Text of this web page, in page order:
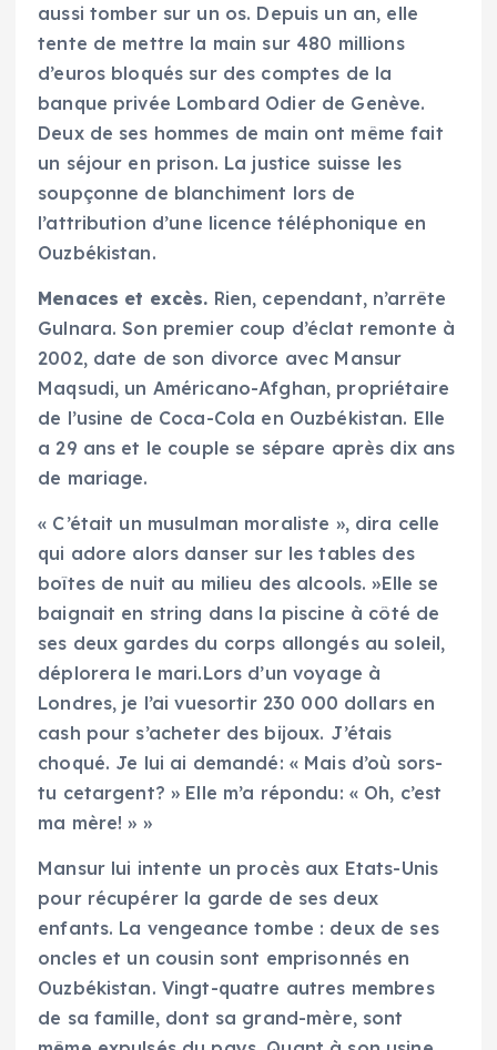
aussi tomber sur un os. Depuis un an, elle
tente de mettre la main sur 480 millions
d’euros bloqués sur des comptes de la
banque privée Lombard Odier de Genève.
Deux de ses hommes de main ont même fait
un séjour en prison. La justice suisse les
soupçonne de blanchiment lors de
l’attribution d’une licence téléphonique en
Ouzbékistan.
Menaces et excès. Rien, cependant, n’arrête
Gulnara. Son premier coup d’éclat remonte à
2002, date de son divorce avec Mansur
Maqsudi, un Américano-Afghan, propriétaire
de l’usine de Coca-Cola en Ouzbékistan. Elle
a 29 ans et le couple se sépare après dix ans
de mariage.
« C’était un musulman moraliste », dira celle
qui adore alors danser sur les tables des
boîtes de nuit au milieu des alcools. »Elle se
baignait en string dans la piscine à côté de
ses deux gardes du corps allongés au soleil,
déplorera le mari.Lors d’un voyage à
Londres, je l’ai vuesortir 230 000 dollars en
cash pour s’acheter des bijoux. J’étais
choqué. Je lui ai demandé: « Mais d’où sors-
tu cetargent? » Elle m’a répondu: « Oh, c’est
ma mère! » »
Mansur lui intente un procès aux Etats-Unis
pour récupérer la garde de ses deux
enfants. La vengeance tombe : deux de ses
oncles et un cousin sont emprisonnés en
Ouzbékistan. Vingt-quatre autres membres
de sa famille, dont sa grand-mère, sont